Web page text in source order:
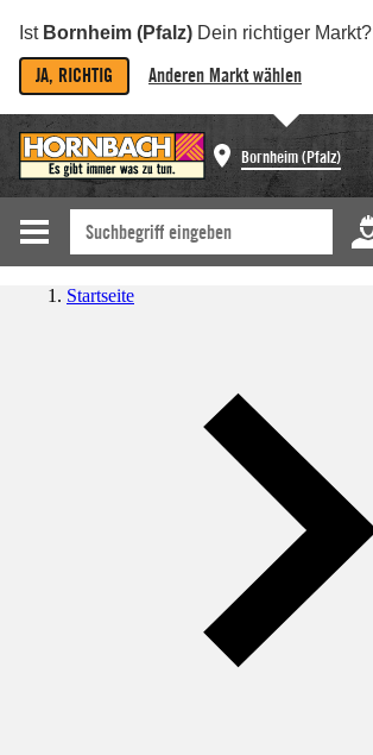
Ist Bornheim (Pfalz) Dein richtiger Markt?
JA, RICHTIG Anderen Markt wählen
Bornheim (Pfalz)
Startseite